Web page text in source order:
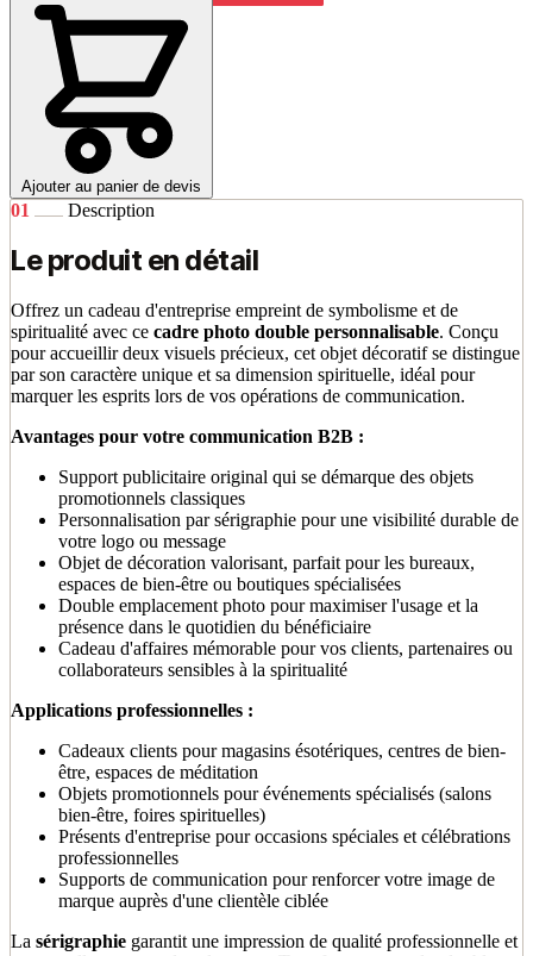
Ajouter au panier de devis
01 Description
Le produit en détail
Offrez un cadeau d'entreprise empreint de symbolisme et de
spiritualité avec ce cadre photo double personnalisable. Conçu
pour accueillir deux visuels précieux, cet objet décoratif se distingue
par son caractère unique et sa dimension spirituelle, idéal pour
marquer les esprits lors de vos opérations de communication.
Avantages pour votre communication B2B :
Support publicitaire original qui se démarque des objets
promotionnels classiques
Personnalisation par sérigraphie pour une visibilité durable de
votre logo ou message
Objet de décoration valorisant, parfait pour les bureaux,
espaces de bien-être ou boutiques spécialisées
Double emplacement photo pour maximiser l'usage et la
présence dans le quotidien du bénéficiaire
Cadeau d'affaires mémorable pour vos clients, partenaires ou
collaborateurs sensibles à la spiritualité
Applications professionnelles :
Cadeaux clients pour magasins ésotériques, centres de bien-
être, espaces de méditation
Objets promotionnels pour événements spécialisés (salons
bien-être, foires spirituelles)
Présents d'entreprise pour occasions spéciales et célébrations
professionnelles
Supports de communication pour renforcer votre image de
marque auprès d'une clientèle ciblée
La sérigraphie garantit une impression de qualité professionnelle et